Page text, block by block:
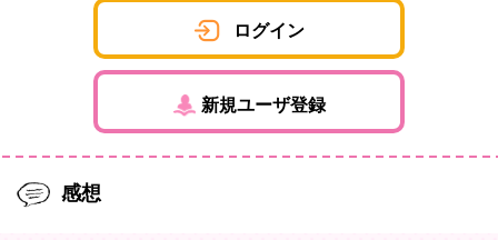
ログイン
新規ユーザ登録
感想